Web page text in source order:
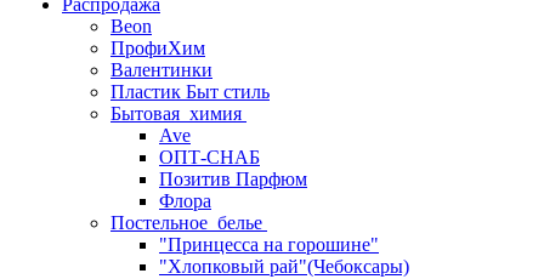
Распродажа
Beon
ПрофиХим
Валентинки
Пластик Быт стиль
Бытовая_химия
Ave
ОПТ-СНАБ
Позитив Парфюм
Флора
Постельное_белье
"Принцесса на горошине"
"Хлопковый рай"(Чебоксары)